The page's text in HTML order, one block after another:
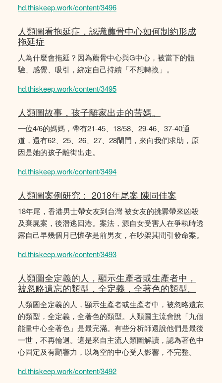
hd.thiskeep.work/content/3496
人類圖看拖延症，認識薦骨中心如何制約形成
拖延症
人為什麼會拖延？因為薦骨中心與G中心，被當下的體
驗、感覺、吸引，綁定自己持續「不想轉換」。
hd.thiskeep.work/content/3495
人類圖故事，孩子離家出走的苦媽。
一位4/6的媽媽，帶有21-45、18/58、29-46、37-40通
道，還有62、25、26、27、28閘門，來向我們求助，原
因是她的孩子離街出走。
hd.thiskeep.work/content/3494
人類圖案例研究： 2018年尾案 陳同佳案
18年尾，香港男士帶女友到台灣 被女友的挑釁帶來凶殺
及棄屍案，後潛逃回港。案法，源自女受害人在爭執時透
露自己早幾個月已懷孕是前男友，在吵架其間引發命案。
hd.thiskeep.work/content/3493
人類圖全定義的人，顯示生產者或生產者中，
被忽略遺忘的類型，全定義，全著色的類型。
人類圖全定義的人，顯示生產者或生產者中，被忽略遺忘
的類型，全定義，全著色的類型。人類圖主流會說「九個
能量中心全著色」是最完滿。有些分析師還說他們是最後
一世，不再輪迴。這是來自主流人類圖解讀，認為著色中
心固定及有顯響力，以為空的中心受人影響，𣎴完整。
hd.thiskeep.work/content/3492